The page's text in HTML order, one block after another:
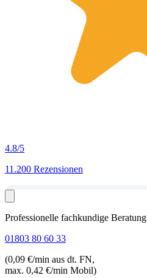
4.8/5
11.200 Rezensionen
Professionelle fachkundige Beratung
01803 80 60 33
(0,09 €/min aus dt. FN,
max. 0,42 €/min Mobil)